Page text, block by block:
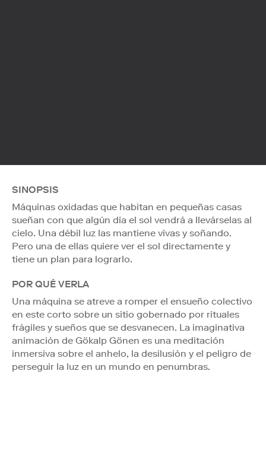
SINOPSIS
Máquinas oxidadas que habitan en pequeñas casas
sueñan con que algún día el sol vendrá a llevárselas al
cielo. Una débil luz las mantiene vivas y soñando.
Pero una de ellas quiere ver el sol directamente y
tiene un plan para lograrlo.
POR QUÉ VERLA
Una máquina se atreve a romper el ensueño colectivo
en este corto sobre un sitio gobernado por rituales
frágiles y sueños que se desvanecen. La imaginativa
animación de Gökalp Gönen es una meditación
inmersiva sobre el anhelo, la desilusión y el peligro de
perseguir la luz en un mundo en penumbras.